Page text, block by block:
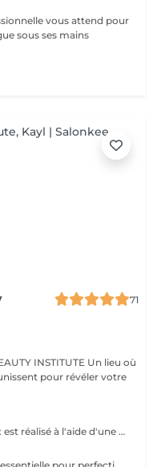
vous attend pour
sous ses mains
71
pour révéler votre
Le maquillage permanent des yeux est réalisé à l'aide d'une machine spéciale munie d'une aiguille très fine, qui insère le pigment dans les couches superficielles de la peau. Cette technique permet de tracer une ligne fine au ras des cils ou un eyeliner plus visible, selon l'effet souhaité. Résultats : Un regard plus intense et structuré, dès le réveil Un effet de cils plus fournis Un résultat net et durable (1 à 3 ans) Résistant à l'eau, à la chaleur et aux frottements Gain de temps au quotidien, sans maquillage nécessaire Une solution élégante et pratique pour sublimer votre regard durablement.